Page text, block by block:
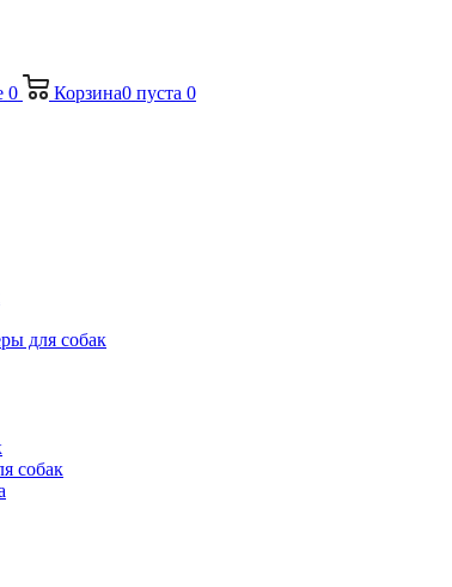
0 Корзина0 пуста 0
для собак
собак